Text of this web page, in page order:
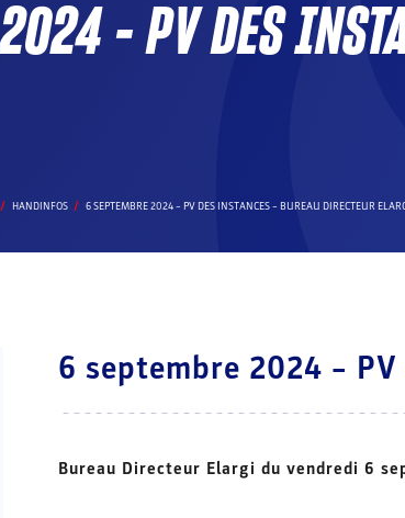
– PV DES
HANDINFOS 6 SEPTEMBRE 2024 – PV DES INSTANCES – BUREAU DIRECTEUR
6 septembre 2024 –
Bureau Directeur Elargi du vendredi 6